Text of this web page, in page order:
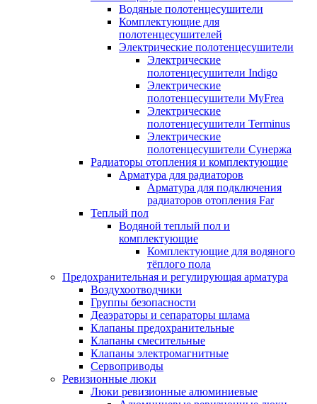
Водяные полотенцесушители
Комплектующие для
полотенцесушителей
Электрические полотенцесушители
Электрические
полотенцесушители Indigo
Электрические
полотенцесушители MyFrea
Электрические
полотенцесушители Terminus
Электрические
полотенцесушители Сунержа
Радиаторы отопления и комплектующие
Арматура для радиаторов
Арматура для подключения
радиаторов отопления Far
Теплый пол
Водяной теплый пол и
комплектующие
Комплектующие для водяного
тёплого пола
Предохранительная и регулирующая арматура
Воздухоотводчики
Группы безопасности
Деаэраторы и сепараторы шлама
Клапаны предохранительные
Клапаны смесительные
Клапаны электромагнитные
Сервоприводы
Ревизионные люки
Люки ревизионные алюминиевые